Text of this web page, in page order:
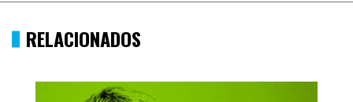
RELACIONADOS